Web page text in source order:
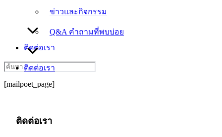
ข่าวและกิจกรรม
Q&A คำถามที่พบบ่อย
ติดต่อเรา
Q&A คำถามที่พบบ่อย
ติดต่อเรา
Search
for:
[mailpoet_page]
ติดต่อเรา